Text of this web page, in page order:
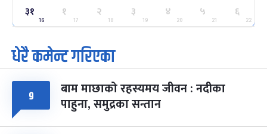
२५
मंगल
ग्याल्पो ल्होसार
फाल्गुन २५, २०८३ Mar 9, 2027
७ महिना बाँकी
७
आइत
पूर्णिमा व्रत
चैत्र ७, २०८३-Mar 21, 2027
८ फागुपूर्णिमा
चैत्र ८, २०८३-Mar 22, 2027
७ महिना बाँकी
३१
16
१
17
२
18
३
19
४
20
५
21
६
22
धेरै कमेन्ट गरिएका
९ बाम माछाको रहस्यमय जीवन : नदीका
पाहुना, समुद्रका सन्तान